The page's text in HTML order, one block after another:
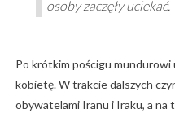
osoby zaczęły uciekać.
Po krótkim pościgu
kobietę. W trakcie dalszych
obywatelami Iranu i Iraku, a na